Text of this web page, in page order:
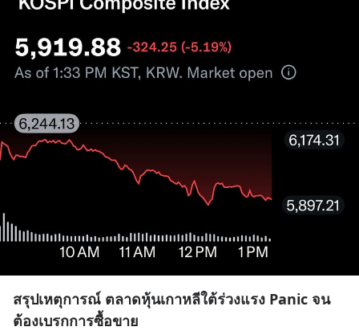
สรุปเหตุการณ์ ตลาดหุ้นเกาหลีใต้ร่วงแรง Panic จน
ต้องเบรกการซื้อขาย